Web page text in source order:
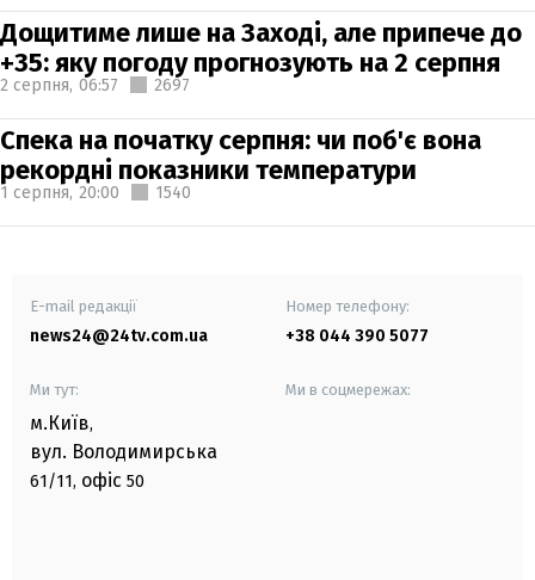
Дощитиме лише на Заході, але припече до
+35: яку погоду прогнозують на 2 серпня
2 серпня, 06:57 2697
Спека на початку серпня: чи поб'є вона
рекордні показники температури
1 серпня, 20:00 1540
E-mail редакції
news24@24tv.com.ua
Номер телефону:
+38 044 390 5077
Ми тут:
м.Київ,
вул. Володимирська
61/11, офіс 50
Ми в соцмережах: